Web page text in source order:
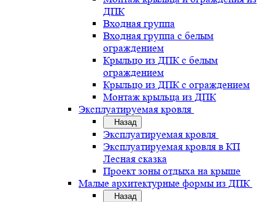
ДПК
Входная группа
Входная группа с белым
ограждением
Крыльцо из ДПК с белым
ограждением
Крыльцо из ДПК с ограждением
Монтаж крыльца из ДПК
Эксплуатируемая кровля
Назад
Эксплуатируемая кровля
Эксплуатируемая кровля в КП
Лесная сказка
Проект зоны отдыха на крыше
Малые архитектурные формы из ДПК
Назад